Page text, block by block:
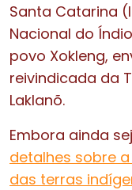
Santa Catarina
Nacional do
povo Xokleng,
reivindicada da
Laklanõ.
Embora ainda
detalhes sobre
das terras